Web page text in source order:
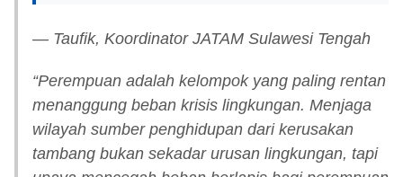
— Taufik, Koordinator JATAM Sulawesi Tengah
“Perempuan adalah kelompok yang paling rentan
menanggung beban krisis lingkungan. Menjaga
wilayah sumber penghidupan dari kerusakan
tambang bukan sekadar urusan lingkungan, tapi